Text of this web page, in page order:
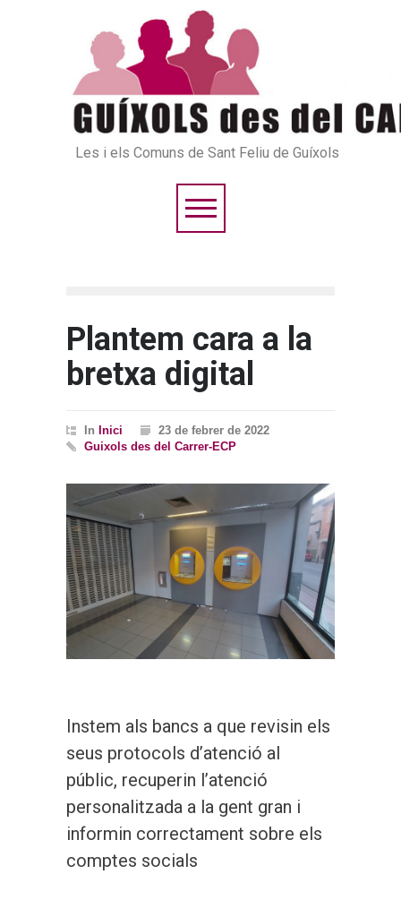
Les i els Comuns de Sant Feliu de Guíxols
Plantem cara a la
bretxa digital
In Inici
23 de febrer de 2022
Guixols des del Carrer-ECP
Instem als bancs a que revisin els
seus protocols d’atenció al
públic, recuperin l’atenció
personalitzada a la gent gran i
informin correctament sobre els
comptes socials